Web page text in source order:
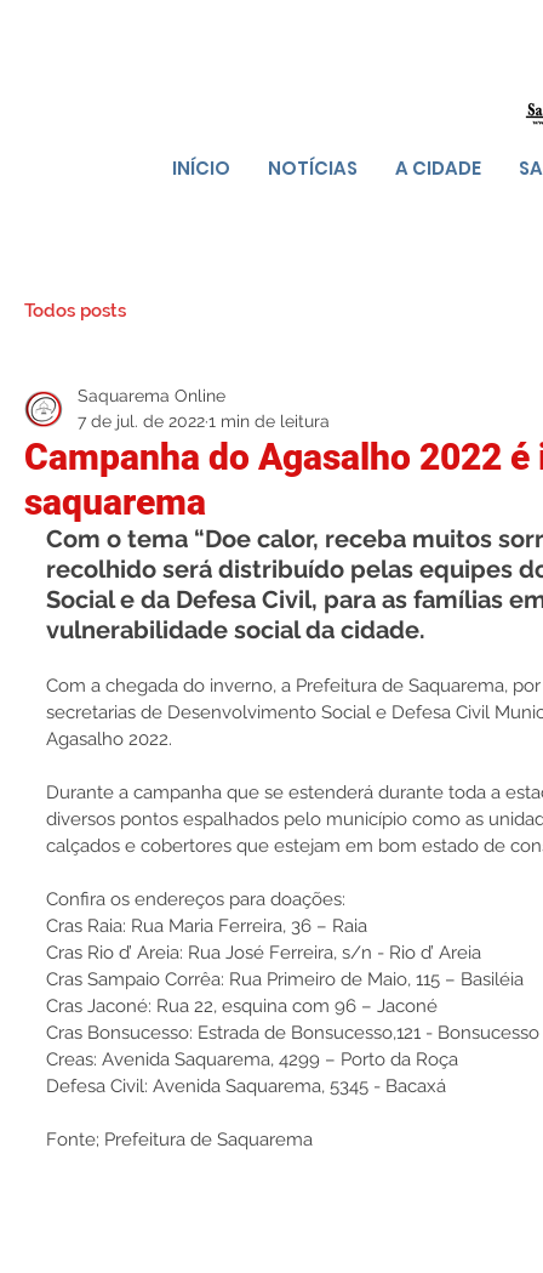
INÍCIO NOTÍCIAS A CIDADE
Todos posts
Campanha do Agasalho 2022
saquarema
Saquarema Online
7 de jul. de 20221 min de leitura
Com o tema “Doe calor, receba muitos
recolhido será distribuído pelas equipes
Social e da Defesa Civil, para as famílias
vulnerabilidade social da cidade.
Com a chegada do inverno, a Prefeitura de Saquarema,
secretarias de Desenvolvimento Social e Defesa Civil
Agasalho 2022.
Durante a campanha que se estenderá durante toda a
diversos pontos espalhados pelo município como as
calçados e cobertores que estejam em bom estado de
Confira os endereços para doações:
Cras Raia: Rua Maria Ferreira, 36 – Raia
Cras Rio d’ Areia: Rua José Ferreira, s/n - Rio d’ Areia
Cras Sampaio Corrêa: Rua Primeiro de Maio, 115 – Basiléia
Cras Jaconé: Rua 22, esquina com 96 – Jaconé
Cras Bonsucesso: Estrada de Bonsucesso,121 - Bonsucesso
Creas: Avenida Saquarema, 4299 – Porto da Roça
Defesa Civil: Avenida Saquarema, 5345 - Bacaxá
Fonte; Prefeitura de Saquarema